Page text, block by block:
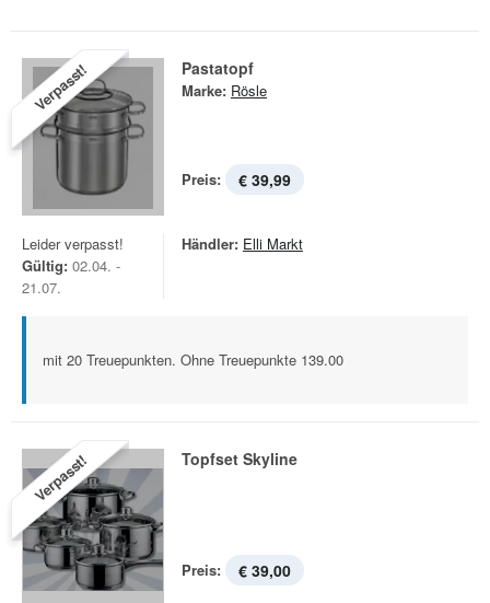
Verpasst! Pastatopf
Marke: Rösle
Preis: € 39,99
Leider verpasst!
Gültig: 02.04. -
21.07.
Händler: Elli Markt
mit 20 Treuepunkten. Ohne Treuepunkte 139.00
Verpasst! Topfset Skyline
Preis: € 39,00